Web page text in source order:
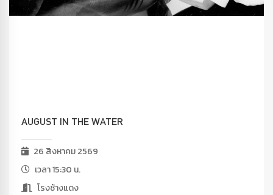
AUGUST IN THE WATER
26 สิงหาคม 2569
เวลา 15:30 น.
โรงช้างแดง